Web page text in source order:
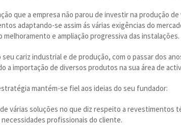
que a empresa não parou de investir na produção
adaptando-se assim ás várias exigências do
melhoramento e ampliação progressiva das instalações.
seu cariz industrial e de produção, com o passar dos
a importação de diversos produtos na sua área de
mantém-se fiel aos ideias do seu fundador:
várias soluções no que diz respeito a revestimentos
profissionais do cliente.